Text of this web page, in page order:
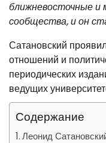
ближневосточные и
сообщества, и он
Сатановский
отношений и
периодических
ведущих
Содержание
Леонид